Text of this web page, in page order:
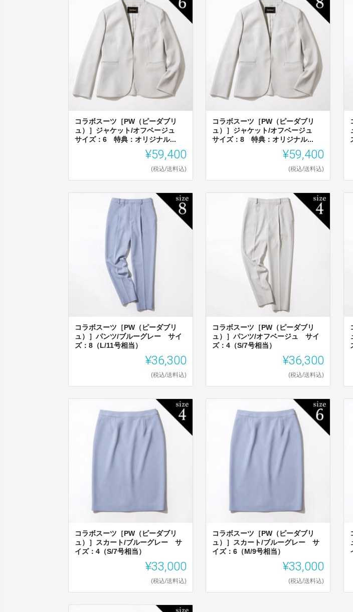
コラボスーツ［PW（ピーダブリ
ュ）］ジャケット/オフベージュ
サイズ：6 特典：オリジナル...
¥59,400
(税込/送料込)
コラボスーツ［PW（ピーダブリ
ュ）］ジャケット/オフベージュ
サイズ：8 特典：オリジナル...
¥59,400
(税込/送料込)
コラボスーツ［PW（ピーダブリ
ュ）］パンツ/ブルーグレー サイ
ズ：8（L/11号相当）
¥36,300
(税込/送料込)
コラボスーツ［PW（ピーダブリ
ュ）］パンツ/オフベージュ サイ
ズ：4（S/7号相当）
¥36,300
(税込/送料込)
コラボスーツ［PW（ピーダブリ
ュ）］スカート/ブルーグレー サ
イズ：4（S/7号相当）
¥33,000
(税込/送料込)
コラボスーツ［PW（ピーダブリ
ュ）］スカート/ブルーグレー サ
イズ：6（M/9号相当）
¥33,000
(税込/送料込)